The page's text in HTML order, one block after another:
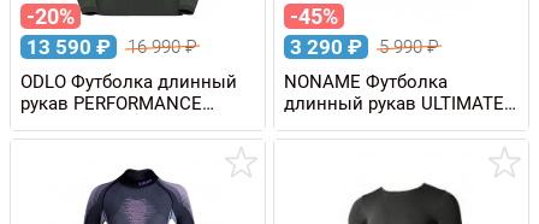
-20%
13 590 ₽ 16 990₽
ODLO Футболка длинный
рукав PERFORMANCE
WARM Eco 1/2 Zip мужская
-45%
3 290 ₽ 5 990₽
NONAME Футболка
длинный рукав ULTIMATE
UNDERWEAR SHIRT
унисекс